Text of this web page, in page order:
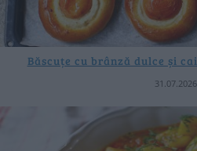
Băscuțe cu brânză dulce și
31.07.2026